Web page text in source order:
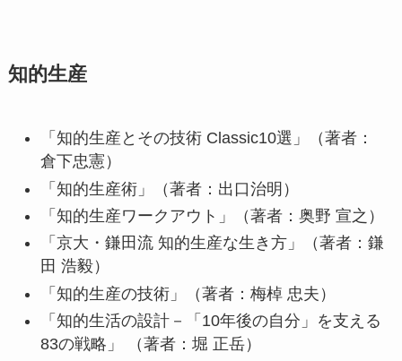
知的生産
「知的生産とその技術 Classic10選」（著者：
倉下忠憲）
「知的生産術」（著者：出口治明）
「知的生産ワークアウト」（著者：奥野 宣之）
「京大・鎌田流 知的生産な生き方」（著者：鎌
田 浩毅）
「知的生産の技術」（著者：梅棹 忠夫）
「知的生活の設計－「10年後の自分」を支える
83の戦略」 （著者：堀 正岳）